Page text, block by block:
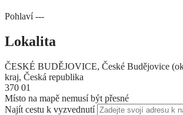
Pohlaví ---
Lokalita
ČESKÉ BUDĚJOVICE, České Budějovice
kraj, Česká republika
370 01
Místo na mapě nemusí být přesné
Najít cestu k vyzvednutí